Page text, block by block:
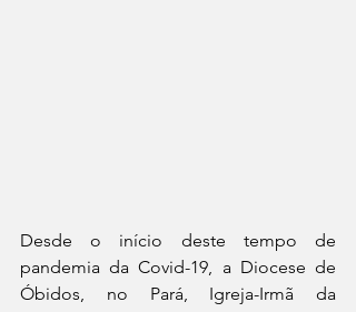
Desde o início deste tempo de
pandemia da Covid-19, a Diocese de
Óbidos, no Pará, Igreja-Irmã da